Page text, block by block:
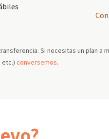
Si necesitas un plan a
conversemos.